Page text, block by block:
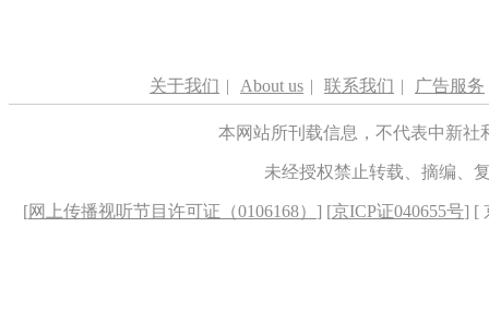
关于我们 | About us | 联系我们 | 广告服务
本网站所刊载信息，不代表中新
未经授权禁止转载、摘编、
[网上传播视听节目许可证（0106168） ] [京ICP证040655号] [